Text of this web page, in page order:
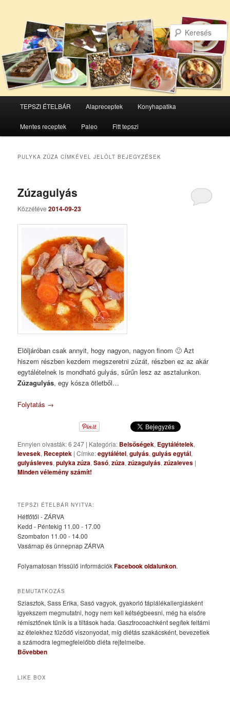
Tovább
az
elsődleges
Tovább
a
másodlagos
TEPSZI ÉTELBÁR Alapreceptek Konyhapatika
Mentes receptek Paleo Fitt tepszi
PULYKA ZÚZA CÍMKÉVEL JELÖLT BEJEGYZÉSEK
Zúzagulyás
Közzétéve2014-09-23
Elöljáróban csak annyit, hogy nagyon, nagyon finom 🙂 Azt
hiszem részben kezdem megszeretni zúzát, részben ez az akár
egytálételnek is mondható gulyás, sűrűn lesz az asztalunkon.
Zúzagulyás, egy kósza ötletből…
Folytatás →
Ennyien olvasták: 6 247 | Kategória: Belsőségek, Egytálételek,
levesek, Receptek |Címke:egytálétel,gulyás,gulyás egytál,
gulyásleves,pulyka zúza,Sasó,zúza,zúzagulyás,zúzaleves |
Minden vélemény számít!
TEPSZI ÉTELBÁR NYITVA:
Hétfőtől - ZÁRVA
Kedd - Péntekig 11.00 - 17.00
Szombaton 11.00 - 14.00
Vasárnap és ünnepnap ZÁRVA
Folyamatosan frissülő információkFacebook oldalunkon.
BEMUTATKOZÁS
Sziasztok, Sass Erika, Sasó vagyok, gyakorló táplálékallergiásként
igyekszem megmutatni, hogy nem kell kétségbeesni, még ha elsőre
rémisztőnek tűnik is a tiltások hada. Gasztrocoachként segítek feltárni
az ételekhez fűződő viszonyodat, míg diétás szakácsként, bevezetlek
a számodra legmegfelelőbb diéta rejtelmeibe.
Bővebben
LIKE BOX